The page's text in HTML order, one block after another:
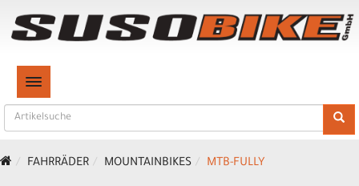
TOGGLE NAVIGATION
FAHRRÄDER MOUNTAINBIKES MTB-FULLY